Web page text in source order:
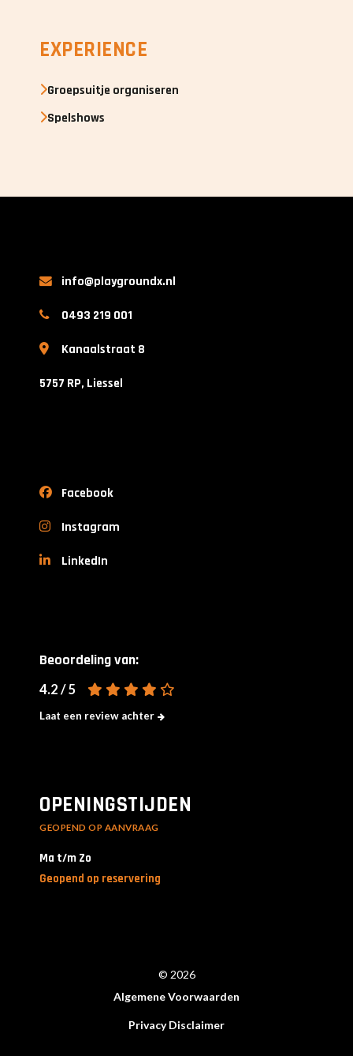
EXPERIENCE
Groepsuitje organiseren
Spelshows
info@playgroundx.nl
0493 219 001
Kanaalstraat 8
5757 RP, Liessel
Facebook
Instagram
LinkedIn
Beoordeling van:
4.2 / 5
Laat een review achter
OPENINGSTIJDEN
GEOPEND OP AANVRAAG
Ma t/m Zo
Geopend op reservering
© 2026
Algemene Voorwaarden
Privacy Disclaimer